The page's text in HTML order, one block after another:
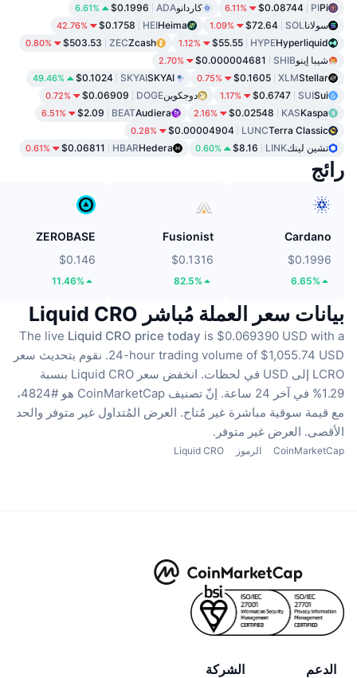
Pi
PI
$0.08744
6.11% كاردانوADA
$0.1996
6.61%
سولانا SOL
$72.64
1.09%
Heima
HEI
$0.1758
42.76%
Hyperliquid
HYPE
$55.55
1.12%
Zcash
ZEC
$503.53
0.80%
شيبا إينوSHIB
$0.000004681
2.70%
Stellar
XLM
$0.1605
0.75%
SKYAI
SKYAI
$0.1024
49.46%
Sui
SUI
$0.6747
1.17% دوجكوينDOGE
$0.06909
0.72%
Kaspa
KAS
$0.02548
2.16%
Audiera
BEAT
$2.09
6.51%
Terra Classic
LUNC
$0.00004904
0.28%
تشين لينكLINK
$8.16
0.60%
Hedera
HBAR
$0.06811
0.61%
رائج
Cardano
$0.1996
6.65%
Fusionist
$0.1316
82.5%
ZEROBASE
$0.146
11.46%
بيانات سعر العملة مُباشر Liquid CRO
The live Liquid CRO price today is $0.069390 USD with a
24-hour trading volume of $1,055.74 USD. نقوم بتحديث سعر
LCRO إلى USD في لحظات.
انخفض سعر Liquid CRO بنسبة
1.29% في آخر 24 ساعة.
إنّ تصنيف CoinMarketCap هو #4824،
مع قيمة سوقية مباشرة غير مُتاح. العرض المُتداول غير متوفر والحد
الأقصى. العرض غير متوفر.
CoinMarketCap الرموز Liquid CRO
الشركة الدعم